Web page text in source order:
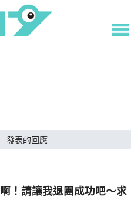
發表的回應
！請讓我退團成功吧～求